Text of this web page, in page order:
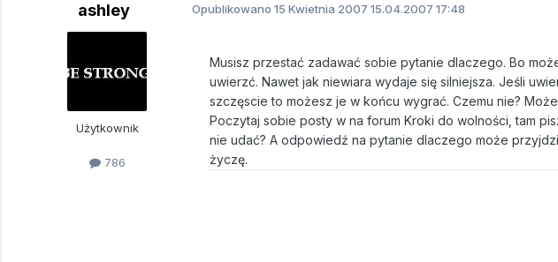
ashley
Użytkownik
786
Opublikowano 15 Kwietnia 2007 15.04.2007 17:48
Musisz przestać zadawać sobie pytanie dlaczego. Bo
uwierzć. Nawet jak niewiara wydaje się silniejsza. Jeśli
szczęscie to możesz je w końcu wygrać. Czemu nie?
Poczytaj sobie posty w na forum Kroki do wolności, tam
nie udać? A odpowiedź na pytanie dlaczego może
życzę.